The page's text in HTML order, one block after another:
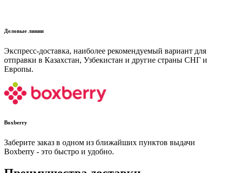
Деловые линии
Экспресс-доставка, наиболее рекомендуемый вариант для
отправки в Казахстан, Узбекистан и другие страны СНГ и
Европы.
Boxberry
Заберите заказ в одном из ближайших пунктов выдачи
Boxberry - это быстро и удобно.